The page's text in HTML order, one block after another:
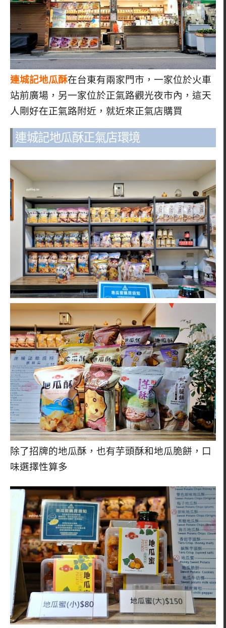
連城記地瓜酥在台東有兩家門市，一家位於火車
站前廣場，另一家位於正氣路觀光夜市內，這天
人剛好在正氣路附近，就近來正氣店購買
連城記地瓜酥正氣店環境
除了招牌的地瓜酥，也有芋頭酥和地瓜脆餅，口
味選擇性算多